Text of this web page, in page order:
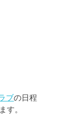
ブの日程
す。